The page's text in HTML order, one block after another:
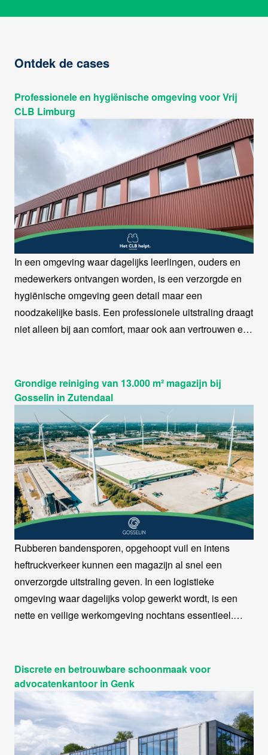
Ontdek de cases
Professionele en hygiënische omgeving voor Vrij
CLB Limburg
In een omgeving waar dagelijks leerlingen, ouders en
medewerkers ontvangen worden, is een verzorgde en
hygiënische omgeving geen detail maar een
noodzakelijke basis. Een professionele uitstraling draagt
niet alleen bij aan comfort, maar ook aan vertrouwen en
dagelijkse werking en de specifieke noden van hun
verschillende ruimtes.
Grondige reiniging van 13.000 m² magazijn bij
Gosselin in Zutendaal
Rubberen bandensporen, opgehoopt vuil en intens
heftruckverkeer kunnen een magazijn al snel een
onverzorgde uitstraling geven. In een logistieke
omgeving waar dagelijks volop gewerkt wordt, is een
nette en veilige werkomgeving nochtans essentieel.
proper en representatief te maken, zonder de dagelijkse
activiteiten te onderbreken.
Discrete en betrouwbare schoonmaak voor
advocatenkantoor in Genk